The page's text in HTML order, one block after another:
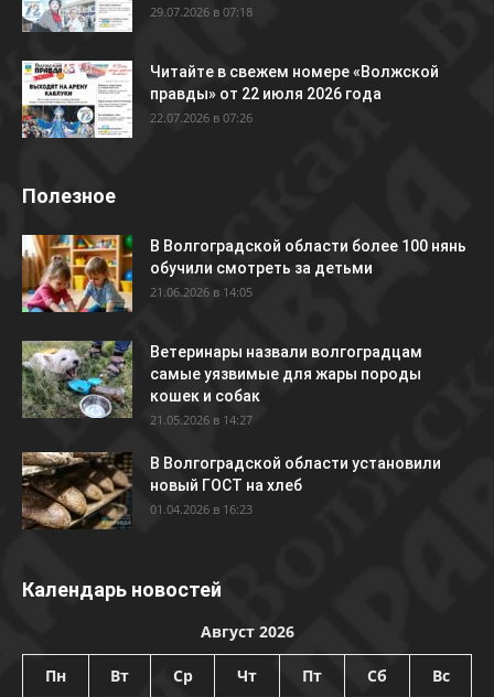
29.07.2026 в 07:18
Читайте в свежем номере «Волжской
правды» от 22 июля 2026 года
22.07.2026 в 07:26
Полезное
В Волгоградской области более 100 нянь
обучили смотреть за детьми
21.06.2026 в 14:05
Ветеринары назвали волгоградцам
самые уязвимые для жары породы
кошек и собак
21.05.2026 в 14:27
В Волгоградской области установили
новый ГОСТ на хлеб
01.04.2026 в 16:23
Календарь новостей
Август 2026
Пн Вт Ср Чт Пт Сб Вс